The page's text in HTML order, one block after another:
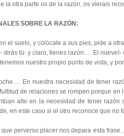
la otra parte os de la razón, os vierais
SOBRE LA RAZÓN:
el suelo, y colócate a sus pies, pide a
dirás tú- y claro, tienes razón…. El
nuestro propio punto de vista, y
En nuestra necesidad de tener
de relaciones se rompen porque en
alto en la necesidad de tener razón
en este caso si el otro reconoce que no
perverso placer nos depara esta